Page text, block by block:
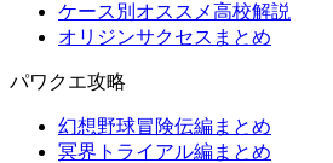
ケース別オススメ高校解説
オリジンサクセスまとめ
パワクエ攻略
幻想野球冒険伝編まとめ
冥界トライアル編まとめ